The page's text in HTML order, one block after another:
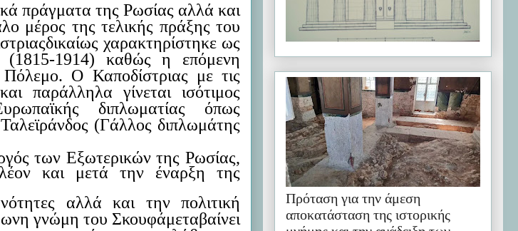
πράγματα της Ρωσίας αλλά και
μέρος της τελικής πράξης του
δικαίως χαρακτηρίστηκε ως
(1815-1914) καθώς η επόμενη
Ο Καποδίστριας με τις
καιπαράλληλαγίνεται ισότιμος
διπλωματίας όπως
Ταλεϊράνδος (Γάλλος διπλωμάτης
των Εξωτερικών της Ρωσίας,
και μετά την έναρξη της
αλλά και την πολιτική
γνώμη του Σκουφάμεταβαίνει
Πρόταση για την άμεση
αποκατάσταση της ιστορικής